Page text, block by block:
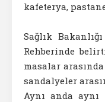
kafeterya,
Sağlık
Rehberinde
masalar
sandalyeler
Aynı anda aynı